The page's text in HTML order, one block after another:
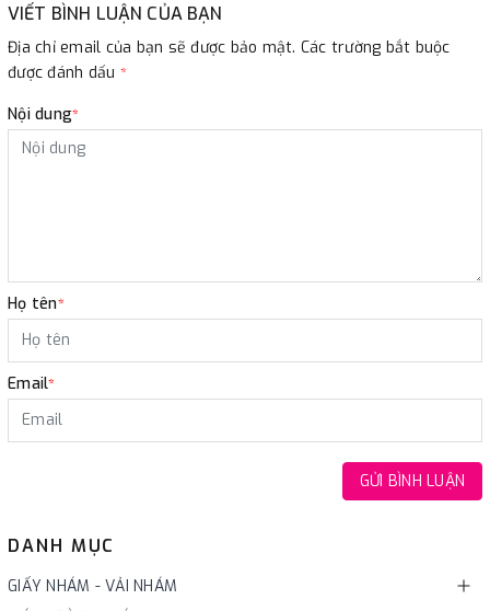
DANH MỤC
GIẤY NHÁM - VẢI NHÁM
VIẾT BÌNH LUẬN CỦA BẠN
Địa chỉ email của bạn sẽ được bảo mật. Các trường bắt buộc
được đánh dấu *
Nội dung*
Họ tên*
Email*
GỬI BÌNH LUẬN